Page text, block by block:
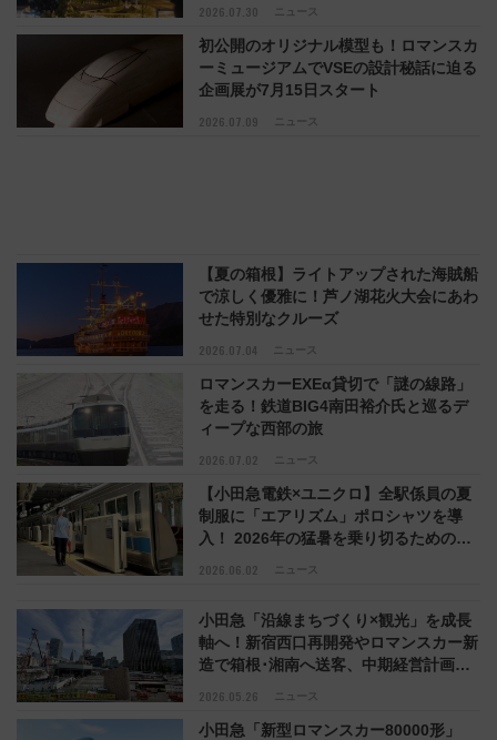
2026.07.30 ニュース
2026.07.09 ニュース
初公開のオリジナル模型も！ロマンスカ
ーミュージアムでVSEの設計秘話に迫る
企画展が7月15日スタート
2026.07.04 ニュース
【夏の箱根】ライトアップされた海賊船
で涼しく優雅に！芦ノ湖花火大会にあわ
せた特別なクルーズ
2026.07.02 ニュース
ロマンスカーEXEα貸切で「謎の線路」
を走る！鉄道BIG4南田裕介氏と巡るデ
ィープな西部の旅
2026.06.02 ニュース
【小田急電鉄×ユニクロ】全駅係員の夏
制服に「エアリズム」ポロシャツを導
入！ 2026年の猛暑を乗り切るための、
2026.05.26 ニュース
小田急「沿線まちづくり×観光」を成長
軸へ！新宿西口再開発やロマンスカー新
造で箱根･湘南へ送客、中期経営計画ア
小田急「新型ロマンスカー80000形」